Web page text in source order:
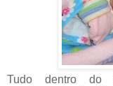
Tudo dentro do